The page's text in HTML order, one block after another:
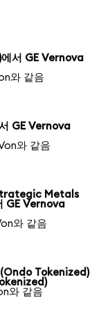
서 GE Vernova
와 같음
GE Vernova
와 같음
Metals
GE Vernova
와 같음
Tokenized)
와 같음